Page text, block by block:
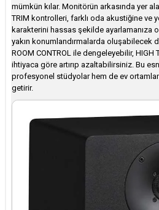
mümkün kılar. Monitörün arkasında yer
TRIM kontrolleri, farklı oda akustiğine ve
karakterini hassas şekilde ayarlamanıza
yakın konumlandırmalarda oluşabilecek
ROOM CONTROL ile dengeleyebilir, HIGH
ihtiyaca göre artırıp azaltabilirsiniz. Bu
profesyonel stüdyolar hem de ev
getirir.